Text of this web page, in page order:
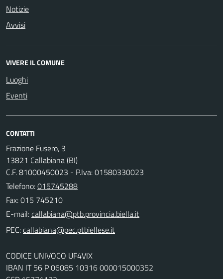
Notizie
Avvisi
VIVERE IL COMUNE
Luoghi
Eventi
CONTATTI
Frazione Fusero, 3
13821 Callabiana (BI)
C.F. 81000450023 - P.Iva: 01580330023
Telefono:015745288
Fax: 015 745210
E-mail:
PEC:
CODICE UNIVOCO UF4VIX
IBAN IT 56 P 06085 10316 000015000352